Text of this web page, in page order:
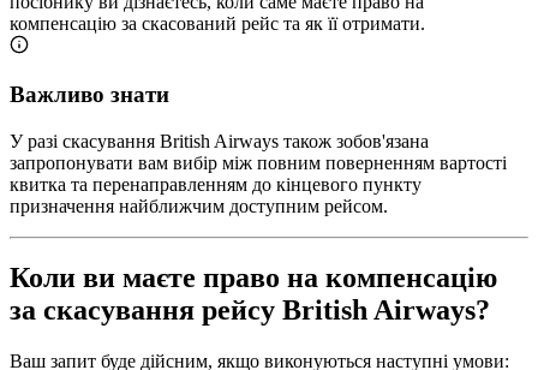
компенсацію за скасований рейс та як її отримати.
Важливо знати
У разі скасування British Airways також зобов'язана
запропонувати вам вибір між повним поверненням вартості
квитка та перенаправленням до кінцевого пункту
призначення найближчим доступним рейсом.
Коли ви маєте право на компенсацію
за скасування рейсу British Airways?
Ваш запит буде дійсним, якщо виконуються наступні умови: